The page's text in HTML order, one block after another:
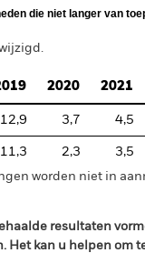
die niet langer van
2020 2021
12,9 3,7 4,5
11,3 2,3 3,5
worden niet in
resultaten
Het kan u helpen om